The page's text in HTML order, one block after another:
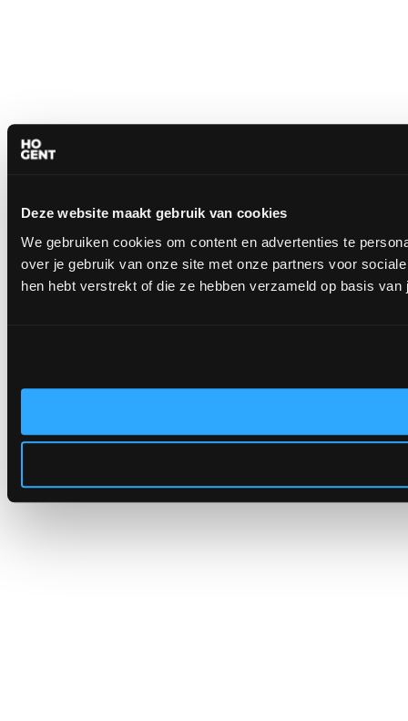
Deze website maakt gebruik van cookies
We gebruiken cookies om content en advertenties te
over je gebruik van onze site met onze partners voor
hen hebt verstrekt of die ze hebben verzameld op basis van